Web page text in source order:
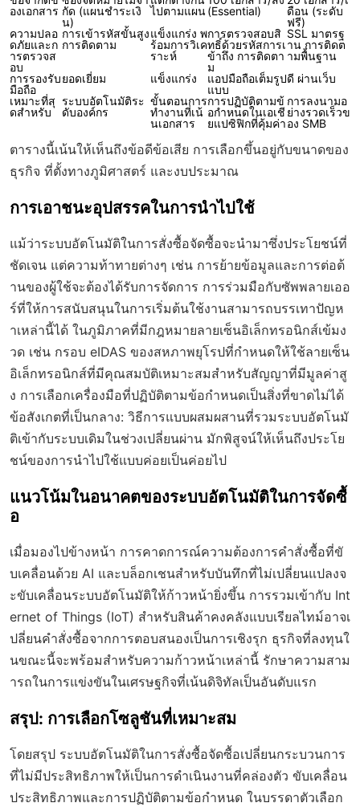
องเอกสาร กัด (แผนชำระเงิ
น)
ไปตามแผน(Essential)
ดือน (ระดับ
ฟรี)
ความปลอ
ดภัยและก
ารตรวจส
อบ
การเข้ารหัสขั้นสูง
การติดตาม
แข็งแกร่ง พ
ร้อมการวิเค
ราะห์
การตรวจสอบสิ
ทธิ์ด้วยรหัสการเ
ข้าถึง การติดตา
ม
SSL มาตรฐ
าน การติดต
ามพื้นฐาน
การรองรับ
มือถือ
ยอดเยี่ยม แข็งแกร่ง
แอปมือถือเต็มรูป
แบบ
ดี ผ่านเว็บ
เหมาะที่สุ
ดสำหรับ
ระบบอัตโนมัติระ
ดับองค์กร
ขั้นตอนการ
ทำงานที่เน้
นเอกสาร
การปฏิบัติตามข้
อกำหนดในเอเชี
ยแปซิฟิกที่คุ้มค่า
การลงนามอ
ย่างรวดเร็วข
อง SMB
ตารางนี้เน้นให้เห็นถึงข้อดีข้อเสีย การเลือกขึ้นอยู่กับขนาดของ
ธุรกิจ ที่ตั้งทางภูมิศาสตร์ และงบประมาณ
การเอาชนะอุปสรรคในการนำไปใช้
แม้ว่าระบบอัตโนมัติในการสั่งซื้อจัดซื้อจะนำมาซึ่งประโยชน์ที่
ชัดเจน แต่ความท้าทายต่างๆ เช่น การย้ายข้อมูลและการต่อต้
านของผู้ใช้จะต้องได้รับการจัดการ การร่วมมือกับซัพพลายเออ
ร์ที่ให้การสนับสนุนในการเริ่มต้นใช้งานสามารถบรรเทาปัญห
าเหล่านี้ได้ ในภูมิภาคที่มีกฎหมายลายเซ็นอิเล็กทรอนิกส์เข้มง
วด เช่น กรอบ eIDAS ของสหภาพยุโรปที่กำหนดให้ใช้ลายเซ็น
อิเล็กทรอนิกส์ที่มีคุณสมบัติเหมาะสมสำหรับสัญญาที่มีมูลค่าสู
ง การเลือกเครื่องมือที่ปฏิบัติตามข้อกำหนดเป็นสิ่งที่ขาดไม่ได้
ข้อสังเกตที่เป็นกลาง: วิธีการแบบผสมผสานที่รวมระบบอัตโนมั
ติเข้ากับระบบเดิมในช่วงเปลี่ยนผ่าน มักพิสูจน์ให้เห็นถึงประโย
ชน์ของการนำไปใช้แบบค่อยเป็นค่อยไป
แนวโน้มในอนาคตของระบบอัตโนมัติในการจัดซื้
อ
เมื่อมองไปข้างหน้า การคาดการณ์ความต้องการคำสั่งซื้อที่ขั
บเคลื่อนด้วย AI และบล็อกเชนสำหรับบันทึกที่ไม่เปลี่ยนแปลงจ
ะขับเคลื่อนระบบอัตโนมัติให้ก้าวหน้ายิ่งขึ้น การรวมเข้ากับ Int
ernet of Things (IoT) สำหรับสินค้าคงคลังแบบเรียลไทม์อาจเ
ปลี่ยนคำสั่งซื้อจากการตอบสนองเป็นการเชิงรุก ธุรกิจที่ลงทุนใ
นขณะนี้จะพร้อมสำหรับความก้าวหน้าเหล่านี้ รักษาความสาม
ารถในการแข่งขันในเศรษฐกิจที่เน้นดิจิทัลเป็นอันดับแรก
สรุป: การเลือกโซลูชันที่เหมาะสม
โดยสรุป ระบบอัตโนมัติในการสั่งซื้อจัดซื้อเปลี่ยนกระบวนการ
ที่ไม่มีประสิทธิภาพให้เป็นการดำเนินงานที่คล่องตัว ขับเคลื่อน
ประสิทธิภาพและการปฏิบัติตามข้อกำหนด ในบรรดาตัวเลือก